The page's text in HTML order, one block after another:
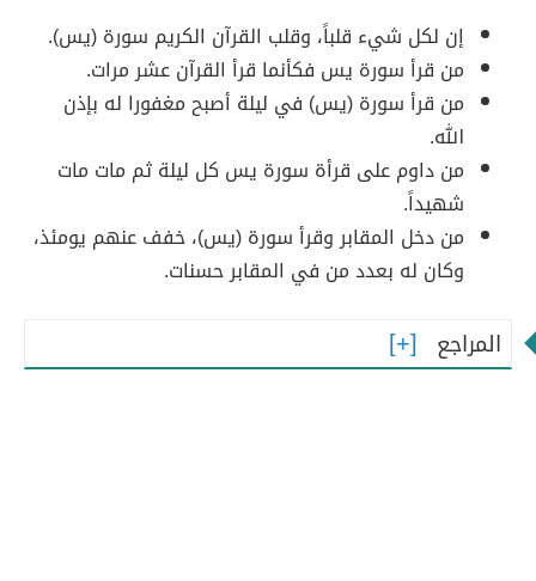
إن لكل شيء قلباً، وقلب القرآن الكريم سورة (يس).
من قرأ سورة يس فكأنما قرأ القرآن عشر مرات.
من قرأ سورة (يس) في ليلة أصبح مغفورا له بإذن
الله.
من داوم على قرأة سورة يس كل ليلة ثم مات مات
شهيداً.
من دخل المقابر وقرأ سورة (يس)، خفف عنهم يومئذ،
وكان له بعدد من في المقابر حسنات.
المراجع